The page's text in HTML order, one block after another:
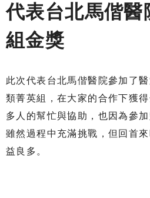
代表台北馬偕醫
組金獎
此次代表台北馬偕醫院參加了
類菁英組，在大家的合作下獲
多人的幫忙與協助，也因為參
雖然過程中充滿挑戰，但回首
益良多。